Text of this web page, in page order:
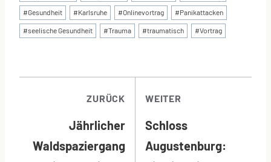
#Gesundheit #Karlsruhe #Onlinevortrag #Panikattacken
#seelische Gesundheit #Trauma #traumatisch #Vortrag
ZURÜCK
Jährlicher
Waldspaziergang
WEITER
Schloss
Augustenburg: